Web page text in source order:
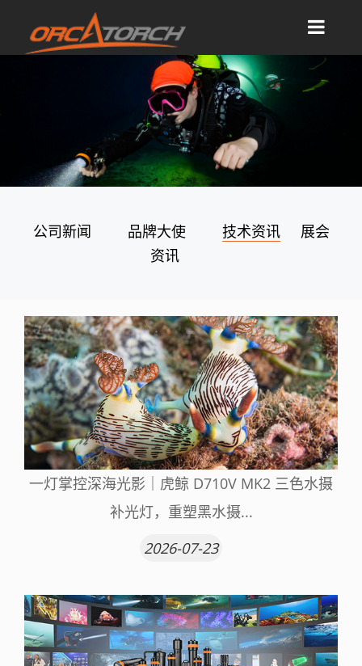
公司新闻 品牌大使 技术资讯
展会
资讯
一灯掌控深海光影｜虎鲸 D710V MK2 三色水摄
补光灯，重塑黑水摄...
2026-07-23